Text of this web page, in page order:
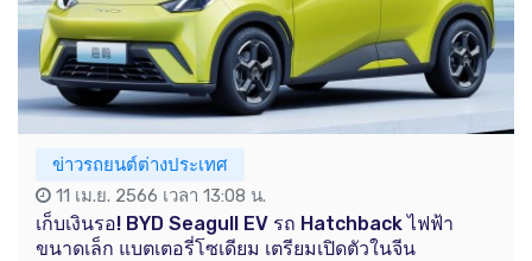
ข่าวรถยนต์ต่างประเทศ
11 เม.ย. 2566 เวลา 13:08 น.
เก็บเงินรอ! BYD Seagull EV รถ Hatchback ไฟฟ้า
ขนาดเล็ก แบตเตอรี่โซเดียม เตรียมเปิดตัวในจีน